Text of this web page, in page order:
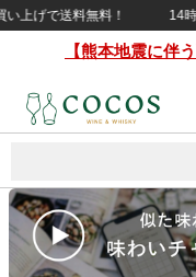
げで送料無料！ 14時ま
【熊本地震に伴